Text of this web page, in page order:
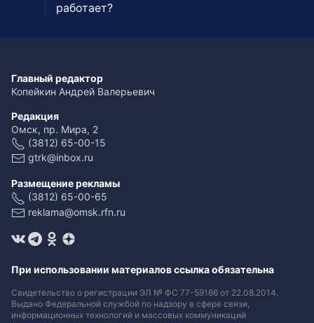
работает?
Главный редактор
Копейкин Андрей Валерьевич
Редакция
Омск, пр. Мира, 2
(3812) 65-00-15
gtrk@inbox.ru
Размещение рекламы
(3812) 65-00-65
reklama@omsk.rfn.ru
При использовании материалов ссылка обязательна
Свидетельство о регистрации ЭЛ № ФС 77-59166 от 22.08.2014.
Выдано Федеральной службой по надзору в сфере связи,
информационных технологий и массовых коммуникаций